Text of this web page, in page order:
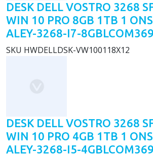
DESK DELL VOSTRO 3268
WIN 10 PRO 8GB 1TB 1
ALEY-3268-I7-
SKU HWDELLDSK-VW100118X12
DESK DELL VOSTRO 3268
WIN 10 PRO 4GB 1TB 1
ALEY-3268-I5-